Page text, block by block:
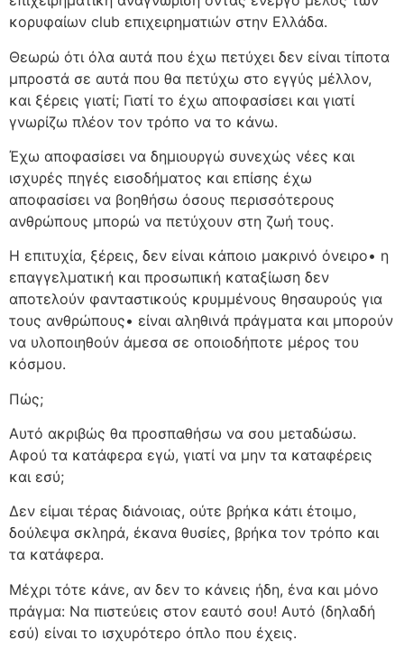
κορυφαίων club επιχειρηματιών στην Ελλάδα.
Θεωρώ ότι όλα αυτά που έχω πετύχει δεν είναι τίποτα
μπροστά σε αυτά που θα πετύχω στο εγγύς μέλλον,
και ξέρεις γιατί; Γιατί το έχω αποφασίσει και γιατί
γνωρίζω πλέον τον τρόπο να το κάνω.
Έχω αποφασίσει να δημιουργώ συνεχώς νέες και
ισχυρές πηγές εισοδήματος και επίσης έχω
αποφασίσει να βοηθήσω όσους περισσότερους
ανθρώπους μπορώ να πετύχουν στη ζωή τους.
Η επιτυχία, ξέρεις, δεν είναι κάποιο μακρινό όνειρο• η
επαγγελματική και προσωπική καταξίωση δεν
αποτελούν φανταστικούς κρυμμένους θησαυρούς για
τους ανθρώπους• είναι αληθινά πράγματα και μπορούν
να υλοποιηθούν άμεσα σε οποιοδήποτε μέρος του
κόσμου.
Πώς;
Αυτό ακριβώς θα προσπαθήσω να σου μεταδώσω.
Αφού τα κατάφερα εγώ, γιατί να μην τα καταφέρεις
και εσύ;
Δεν είμαι τέρας διάνοιας, ούτε βρήκα κάτι έτοιμο,
δούλεψα σκληρά, έκανα θυσίες, βρήκα τον τρόπο και
τα κατάφερα.
Μέχρι τότε κάνε, αν δεν το κάνεις ήδη, ένα και μόνο
πράγμα: Να πιστεύεις στον εαυτό σου! Αυτό (δηλαδή
εσύ) είναι το ισχυρότερο όπλο που έχεις.